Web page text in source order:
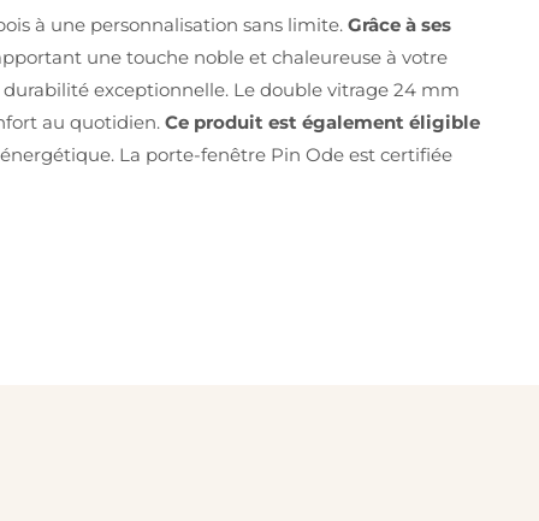
à une personnalisation sans limite. Grâce à ses
une touche noble et chaleureuse à votre
durabilité exceptionnelle. Le double vitrage 24 mm
au quotidien. Ce produit est également éligible
La porte-fenêtre Pin Ode est certifiée